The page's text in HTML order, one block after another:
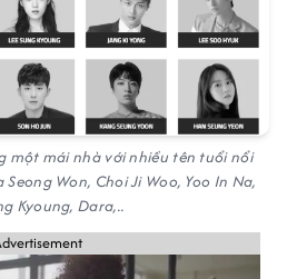
một mái nhà với nhiều tên tuổi nổi
Won, Choi Ji Woo, Yoo In Na,
Kyoung, Dara,..